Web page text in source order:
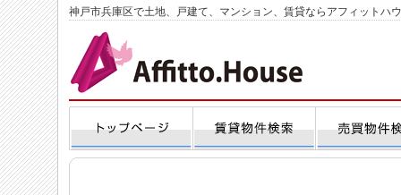
神戸市兵庫区で土地、戸建て、マンション、賃貸ならアフィットハ